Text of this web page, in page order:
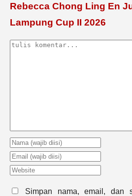
Rebecca Chong Ling En
Lampung Cup II 2026
Simpan nama, email, dan